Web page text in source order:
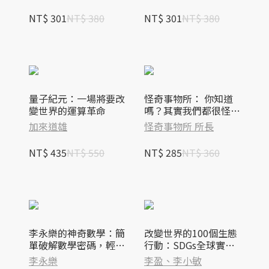
NT$ 301NT$ 380
NT$ 301NT$ 380
量子紀元：一場將要改
變世界的運算革命
加來道雄
NT$ 435NT$ 550
怪奇事物所： 你知道
嗎？其實我們都很怪！
（隨書附贈怪奇筆記
本）【時報五十‧金句
透卡組限量版】
怪奇事物所 所長
NT$ 285NT$ 360
李永樂的神奇數學：簡
單破解數學密碼，輕鬆
建立數學邏輯
李永樂
改變世界的100個生態
行動：SDGs全球實踐
指南，生物圈篇
李盈、李小敏